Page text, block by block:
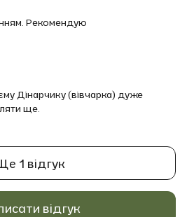
Рекомендую
Дінарчику (вівчарка) дуже
ще.
1 відгук
відгук